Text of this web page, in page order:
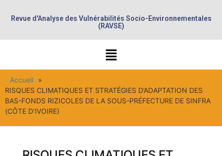
Revue d'Analyse des Vulnérabilités Socio-Environnementales
(RAVSE)
Accueil
»
RISQUES CLIMATIQUES ET STRATÉGIES D’ADAPTATION DES
BAS-FONDS RIZICOLES DE LA SOUS-PRÉFECTURE DE SINFRA
(CÔTE D’IVOIRE)